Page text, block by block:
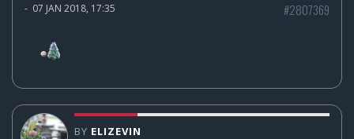
- 07 JAN 2018, 17:35 #2807369
BY ELIZEVIN